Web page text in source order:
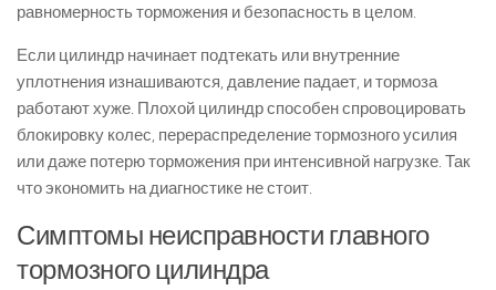
равномерность торможения и безопасность в целом.
Если цилиндр начинает подтекать или внутренние
уплотнения изнашиваются, давление падает, и тормоза
работают хуже. Плохой цилиндр способен спровоцировать
блокировку колес, перераспределение тормозного усилия
или даже потерю торможения при интенсивной нагрузке. Так
что экономить на диагностике не стоит.
Симптомы неисправности главного
тормозного цилиндра